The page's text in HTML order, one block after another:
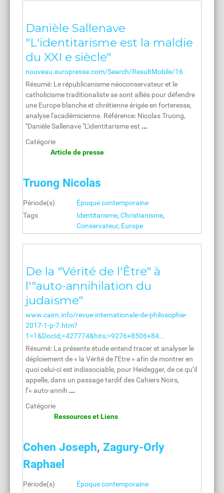
Danièle Sallenave
"L'identitarisme est la maldie
du XXI e siècle"
nouveau.europresse.com/Search/ResultMobile/16
Résumé: Le républicanisme néoconservateur et le
catholicisme traditionaliste se sont alliés pour défendre
une Europe blanche et chrétienne érigée en forteresse,
analyse l'académicienne. Référence: Nicolas Truong,
"Danièle Sallenave "L'identitarisme est ...
Catégorie
Article de presse
Truong Nicolas
Période(s)
Époque contemporaine
Tags
Identitarisme, Christianisme,
Conservateur, Europe
De la "Vérité de l'Être" à
l'"auto-annihilation du
judaïsme"
www.cairn.info/revue-internationale-de-philosophie-
2017-1-p-7.htm?
1=1&DocId;=427774&hits;=9276+8506+84...
Résumé: La présente étude entend tracer et analyser le
déploiement de « la Vérité de l’Etre » afin de montrer en
quoi celui-ci est indissociable, pour Heidegger, de ce qu’il
appelle, dans un passage tardif des Cahiers Noirs,
l’« auto-annih ...
Catégorie
Ressources et Liens
Cohen Joseph, Zagury-Orly
Raphael
Période(s)
Époque contemporaine